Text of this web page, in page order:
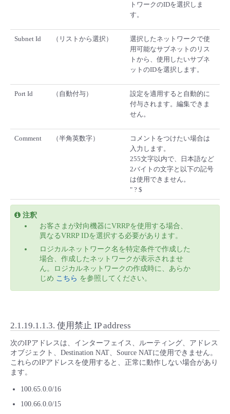
トワークのIDを選択しま
す。
Subnet Id （リストから選択）
選択したネットワークで使
用可能なサブネットのリス
トから、使用したいサブネ
ットのIDを選択します。
Port Id （自動付与）
設定を適用すると自動的に
付与されます。編集できま
せん。
Comment （半角英数字）
コメントをつけたい場合は
入力します。
255文字以内で、日本語など
2バイトの文字と以下の記号
は使用できません。
" ? $
注釈
お客さまが対向機器にVRRPを使用する場合、
異なるVRRP IDを選択する必要があります。
ロジカルネットワーク名を特定条件で作成した
場合、作成したネットワークが表示されませ
ん。ロジカルネットワークの作成時に、あらか
じめ こちら を参照してください。
2.1.19.1.1.3. 使用禁止 IP address
次のIPアドレスは、インターフェイス、ルーティング、アドレス
オブジェクト、Destination NAT、Source NATに使用できません。
これらのIPアドレスを使用すると、正常に動作しない場合があり
ます。
100.65.0.0/16
100.66.0.0/15